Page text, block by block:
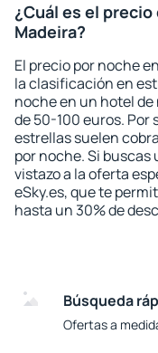
¿Cuál es el
Madeira?
El precio por noche
la clasificación en
noche en un hotel
de 50-100 euros. Por
estrellas suelen
por noche. Si
vistazo a la oferta
eSky.es, que te
hasta un 30% de
Búsqueda
Ofertas a